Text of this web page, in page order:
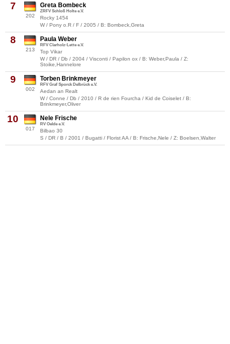
7
202
Greta Bombeck
ZRFV Schloß Holte e.V.
Rocky 1454
W / Pony o.R / F / 2005 / B: Bombeck,Greta
8
213
Paula Weber
RFV Clarholz-Lette e.V.
Top Vikar
W / DR / Db / 2004 / Visconti / Papilon ox / B: Weber,Paula / Z:
Stoike,Hannelore
9
002
Torben Brinkmeyer
RFV Graf Sporck Delbrück e.V.
Aedan an Realt
W / Conne / Db / 2010 / R de rien Fourcha / Kid de Coiselet / B:
Brinkmeyer,Oliver
10
017
Nele Frische
RV Oelde e.V.
Bilbao 30
S / DR / B / 2001 / Bugatti / Florist AA / B: Frische,Nele / Z: Boelsen,Walter